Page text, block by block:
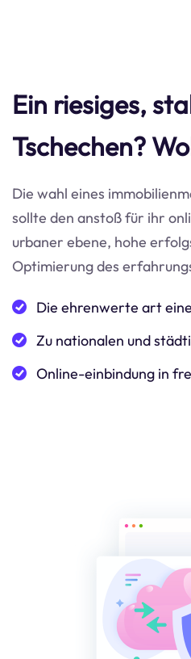
Ein riesiges,
Tschechen?
Die wahl eines
sollte den anstoß für ihr
urbaner ebene, hohe
Optimierung des
Die ehrenwerte art
Zu nationalen und
Online-einbindung in